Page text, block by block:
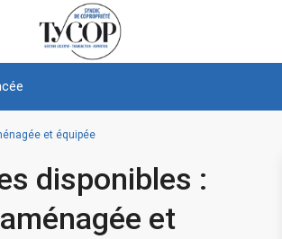
et équipée
disponibles :
et